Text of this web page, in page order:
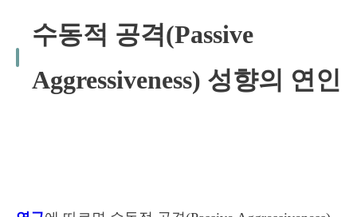
수동적 공격(Passive
Aggressiveness) 성향의 연인